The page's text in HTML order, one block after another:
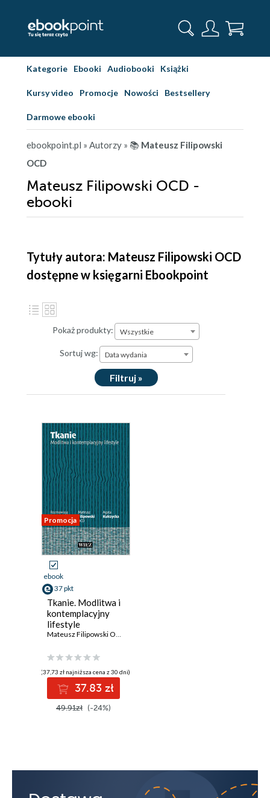
Kategorie Ebooki Audiobooki Książki
Kursy video Promocje Nowości Bestsellery
Darmowe ebooki
ebookpoint.pl » Autorzy » 📚 Mateusz Filipowski
OCD
Mateusz Filipowski OCD -
ebooki
Tytuły autora: Mateusz Filipowski OCD
dostępne w księgarni Ebookpoint
Pokaż produkty: Wszystkie
Sortuj wg: Data wydania
Filtruj »
Promocja
ebook
37 pkt
Tkanie. Modlitwa i
kontemplacyjny
lifestyle
Mateusz Filipowski OCD
(37,73 zł najniższa cena z 30 dni)
37.83 zł
49.91zł (-24%)